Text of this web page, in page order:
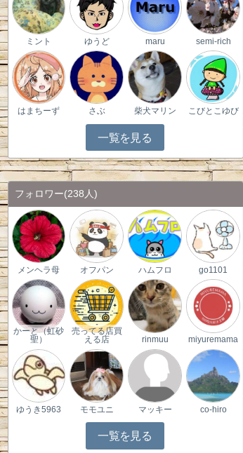
ミント ゆうど maru semi-rich
はまちーず さぶ 柴犬マリン こびとこゆび
一覧を見る
フォロワー(238人)
メンヘラ母 オフパン ハムフロ go1101
かーと（虹砂
聖）
売ってる店買
える店
rinmuu miyuremama
ゆうき5963 モモユニ マッキー co-hiro
一覧を見る